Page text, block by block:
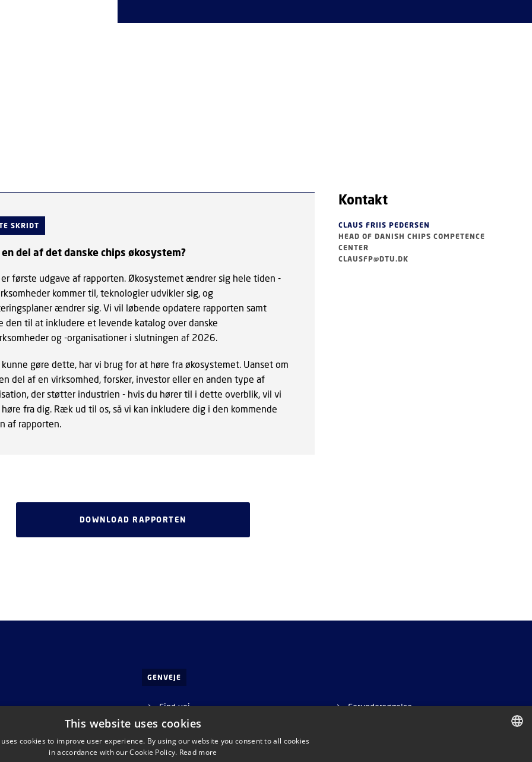
SKRIDT
en del af det danske chips økosystem?
første udgave af rapporten. Økosystemet ændrer sig hele tiden -
kommer til, teknologier udvikler sig, og
ændrer sig. Vi vil løbende opdatere rapporten samt
den til at inkludere et levende katalog over danske
og -organisationer i slutningen af 2026.
gøre dette, har vi brug for at høre fra økosystemet. Uanset om
del af en virksomhed, forsker, investor eller en anden type af
der støtter industrien - hvis du hører til i dette overblik, vil vi
fra dig. Ræk ud til os, så vi kan inkludere dig i den kommende
af rapporten.
Kontakt
CLAUS FRIIS PEDERSEN
HEAD OF DANISH CHIPS COMPETENCE
CENTER
CLAUSFP@DTU.DK
DOWNLOAD RAPPORTEN
GENVEJE
Find vej Forundersøgelse
This website uses cookies
cookies to improve user experience. By using our website you consent to all cookies
in accordance with our Cookie Policy. Read more